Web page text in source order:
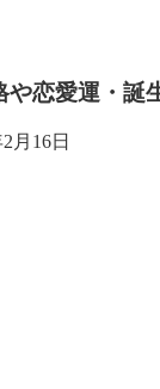
や恋愛運・
月16日